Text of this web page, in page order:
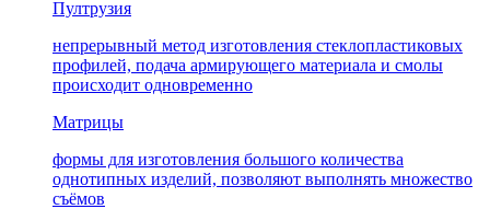
Пултрузия
непрерывный метод изготовления стеклопластиковых
профилей, подача армирующего материала и смолы
происходит одновременно
Матрицы
формы для изготовления большого количества
однотипных изделий, позволяют выполнять множество
съёмов